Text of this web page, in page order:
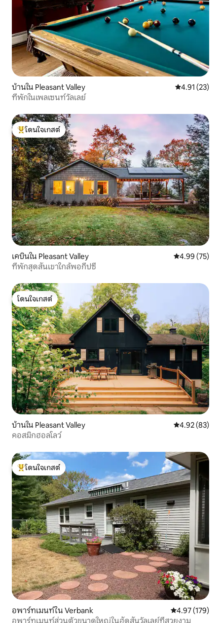
บ้านใน Pleasant Valley คะแนนเฉลี่ย
4.91 (23)
ที่พักในเพลเซนท์วัลเลย์
โดนใจเกสต์ที่สุด
โดนใจเกสต์
เคบินใน Pleasant Valley คะแนนเฉลี่ย
4.99 (75)
ที่พักสุดสันเขาใกล้พอกีปซี
โดนใจเกสต์
โดนใจเกสต์
บ้านใน Pleasant Valley คะแนนเฉลี่ย
4.92 (83)
คอสมิกฮอลโลว์
โดนใจเกสต์ที่สุด
โดนใจเกสต์
อพาร์ทเมนท์ใน Verbank คะแนนเฉลี่ย
4.97 (179)
อพาร์ทเมนท์ส่วนตัวขนาดใหญ่ในฮัดสันวัลเลย์ที่สวยงาม